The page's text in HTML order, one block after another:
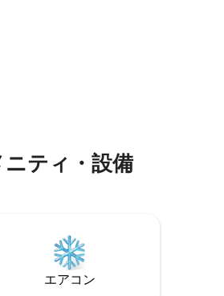
つ星の平均評価
適な場所です。
テ⁠ィ⁠・設⁠備
エアコン